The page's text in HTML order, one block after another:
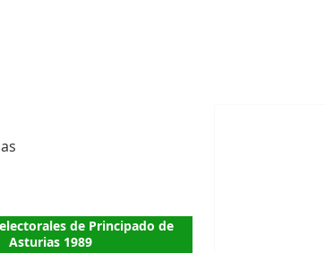
de Principado de
Asturias 1989